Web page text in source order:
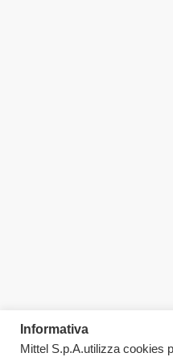
Informativa
Mittel S.p.A.utilizza cookies